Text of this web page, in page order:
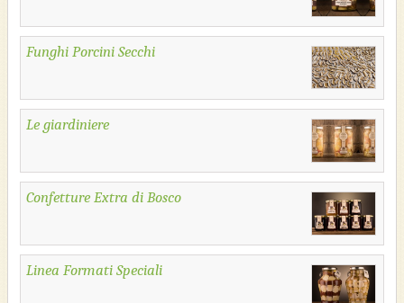
Funghi Porcini Secchi
Le giardiniere
Confetture Extra di Bosco
Linea Formati Speciali